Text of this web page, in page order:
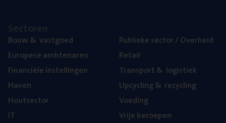
Bouw& vastgoed
Euro­pe­se ambtenaren
Finan­ci­ë­le instellingen
Haven
Hout­sec­tor
IT
Publie­ke sec­tor / Overheid
Retail
Trans­port& logistiek
Upcy­cling& recycling
Voe­ding
Vrije beroe­pen